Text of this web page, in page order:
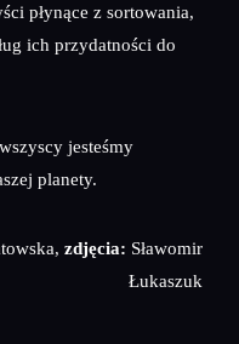
płynące z sortowania,
ich przydatności do
jesteśmy
planety.
zdjęcia: Sławomir
Łukaszuk